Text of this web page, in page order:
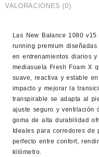
VALORACIONES (0)
Las New Balance 1080 v15
running premium
en entrenamientos diarios
mediasuela Fresh Foam X
suave, reactiva y estable
impacto y mejorar la
transpirable se adapta al
ajuste seguro y ventilación
goma de alta durabilidad
Ideales para corredores
perfecto entre confort,
kilómetro.